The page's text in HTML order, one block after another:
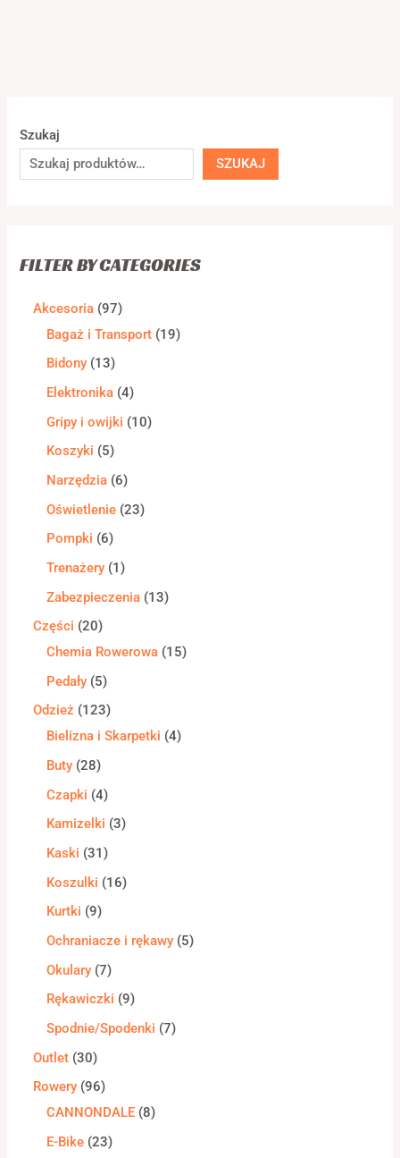
Szukaj
SZUKAJ
FILTER BY CATEGORIES
Akcesoria 97
Bagaż i Transport 19
Bidony 13
Elektronika 4
Gripy i owijki
10
Koszyki
5
Narzędzia 6
Oświetlenie 23
Pompki 6
Trenażery 1
Zabezpieczenia 13
Części 20
Chemia Rowerowa 15
Pedały 5
Odzież
123
Bielizna i Skarpetki 4
Buty 28
Czapki 4
Kamizelki 3
Kaski 31
Koszulki
16
Kurtki 9
Ochraniacze i rękawy 5
Okulary 7
Rękawiczki 9
Spodnie/Spodenki 7
Outlet 30
Rowery 96
CANNONDALE 8
E-Bike 23